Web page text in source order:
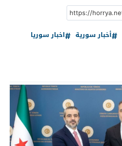
أخبار سورية
اخبار سوريا